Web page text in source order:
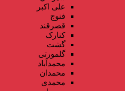
علی اکبر
فنوج
قصرقند
کنارک
گشت
گلمورتی
محمدآباد
محمدان
محمدی